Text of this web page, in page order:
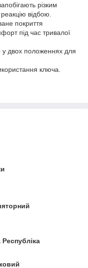
різким
відбою.
покриття
під час тривалої
двох положеннях для
ключа.